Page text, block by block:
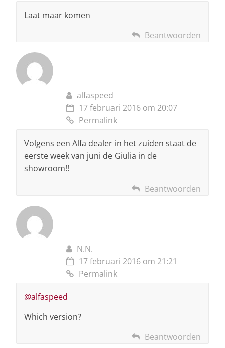
Laat maar komen
Beantwoorden
alfaspeed
17 februari 2016 om 20:07
Permalink
Volgens een Alfa dealer in het zuiden staat de
eerste week van juni de Giulia in de
showroom!!
Beantwoorden
N.N.
17 februari 2016 om 21:21
Permalink
@alfaspeed
Which version?
Beantwoorden